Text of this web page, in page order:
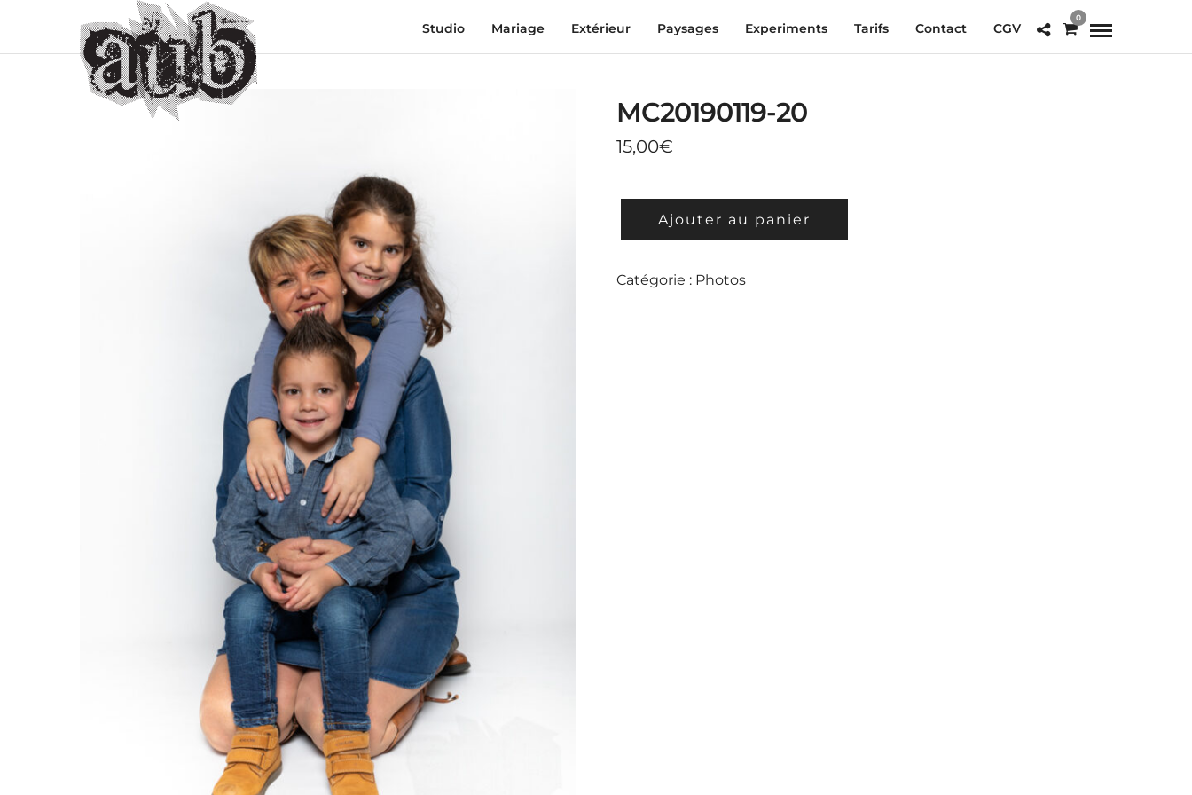
Studio Mariage Extérieur Paysages Experiments Tarifs Contact CGV
0
MC20190119-20
15,00€
Ajouter au panier
Catégorie : Photos